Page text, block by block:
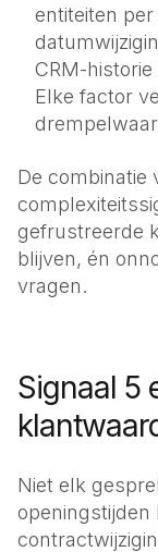
entiteiten
CRM-
Elke factor
De combinatie
gefrustreerde
blijven, én
vragen.
Signaal 5
Niet elk
openingstijden